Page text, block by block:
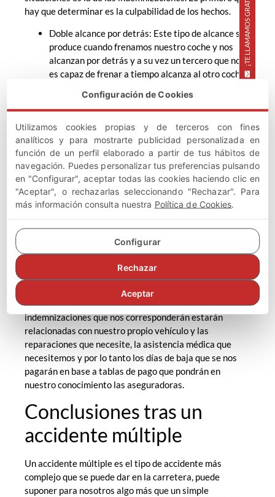
hay que determinar es la culpabilidad de los hechos.
Doble alcance por detrás: Este tipo de alcance se
produce cuando frenamos nuestro coche y nos
alcanzan por detrás y a su vez un tercero que no
es capaz de frenar a tiempo alcanza al otro coche
de los coches que van impactando por detrás se
hacen responsables de los daños que causan y de
los propios.
Alcance por lanzamiento: En este caso lo que
ocurre es que un coche choca con otro, y con la
fuerza del empuje del choque chocamos contra un
tercero o contra varios. En este caso la
responsabilidad recae sobre el primer vehículo, el
que genera esa inercia que va arrastrando coches
primer vehículo es el que se hace responsable de
todos los daños ocasionados.
En caso de que nos encontremos en una de las
situaciones que hayamos descrito anteriormente, ya
podemos hacernos una idea de la situación en la que nos
encontramos. En cualquier caso, debemos saber que las
indemnizaciones que nos corresponderán estarán
relacionadas con nuestro propio vehículo y las
reparaciones que necesite, la asistencia médica que
necesitemos y por lo tanto los días de baja que se nos
pagarán en base a tablas de pago que pondrán en
nuestro conocimiento las aseguradoras.
Conclusiones tras un
accidente múltiple
Un accidente múltiple es el tipo de accidente más
complejo que se puede dar en la carretera, puede
suponer para nosotros algo más que un simple
¡TE LLAMAMOS GRATIS!
Configuración de Cookies
Utilizamos cookies propias y de terceros con fines
analíticos y para mostrarte publicidad personalizada en
función de un perfil elaborado a partir de tus hábitos de
navegación. Puedes personalizar tus preferencias pulsando
en "Configurar", aceptar todas las cookies haciendo clic en
"Aceptar", o rechazarlas seleccionando "Rechazar". Para
más información consulta nuestra Política de Cookies.
Configurar
Rechazar
Aceptar